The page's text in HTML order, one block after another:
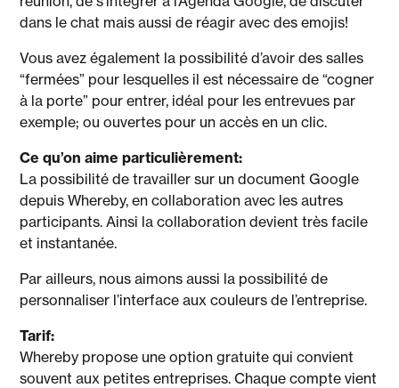
dans le chat mais aussi de réagir avec des emojis!
Vous avez également la possibilité d’avoir des salles
“fermées” pour lesquelles il est nécessaire de “cogner
à la porte” pour entrer, idéal pour les entrevues par
exemple; ou ouvertes pour un accès en un clic.
Ce qu’on aime particulièrement:
La possibilité de travailler sur un document Google
depuis Whereby, en collaboration avec les autres
participants. Ainsi la collaboration devient très facile
et instantanée.
Par ailleurs, nous aimons aussi la possibilité de
personnaliser l’interface aux couleurs de l’entreprise.
Tarif:
Whereby propose une option gratuite qui convient
souvent aux petites entreprises. Chaque compte vient